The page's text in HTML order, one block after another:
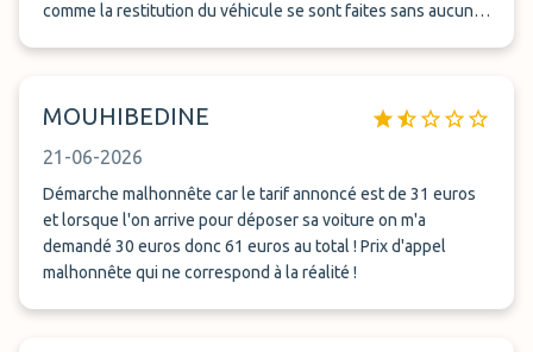
comme la restitution du véhicule se sont faites sans aucun
MOUHIBEDINE
21-06-2026
Démarche malhonnête car le tarif annoncé est de 31 euros
et lorsque l'on arrive pour déposer sa voiture on m'a
demandé 30 euros donc 61 euros au total ! Prix d'appel
malhonnête qui ne correspond à la réalité !